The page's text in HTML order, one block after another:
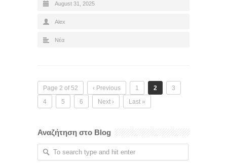
August 31, 2025
Alex
Νέα
Page 2 of 52 ‹ Previous 1 2
3
4
5 6 Next › Last »
Αναζήτηση στο Blog